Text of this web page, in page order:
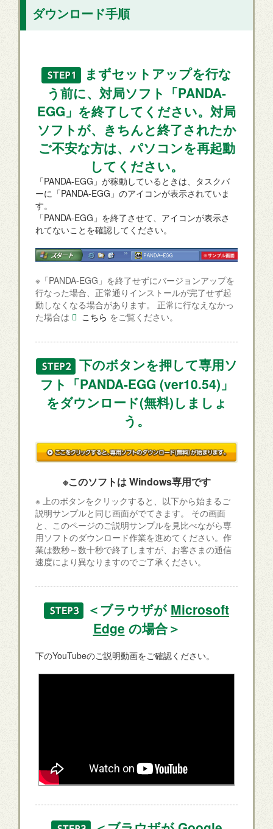
ダウンロード手順
まずセットアップを行な
う前に、対局ソフト「PANDA-
EGG」を終了してください。対局
ソフトが、きちんと終了されたか
ご不安な方は、パソコンを再起動
してください。
「PANDA-EGG」が稼動しているときは、タスクバ
ーに「PANDA-EGG」のアイコンが表示されていま
す。
「PANDA-EGG」を終了させて、アイコンが表示さ
れてないことを確認してください。
※「PANDA-EGG」を終了せずにバージョンアップを
行なった場合、正常通りインストールが完了せず起
動しなくなる場合があります。 正常に行なえなかっ
た場合は
こちら をご覧ください。
下のボタンを押して専用ソ
フト「PANDA-EGG (ver10.54)」
をダウンロード(無料)しましょ
う。
※このソフトは Windows専用です
※ 上のボタンをクリックすると、以下から始まるご
説明サンプルと同じ画面がでてきます。 その画面
と、このページのご説明サンプルを見比べながら専
用ソフトのダウンロード作業を進めてください。作
業は数秒～数十秒で終了しますが、お客さまの通信
速度により異なりますのでご了承ください。
＜ブラウザが Microsoft
Edge の場合＞
下のYouTubeのご説明動画をご確認ください。